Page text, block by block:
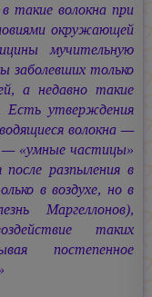
такие волокна при
окружающей
мучительную
заболевших только
а недавно такие
Есть утверждения
волокна —
— «умные частицы»
после разпыления в
в воздухе, но в
Маргеллонов),
таких
постепенное